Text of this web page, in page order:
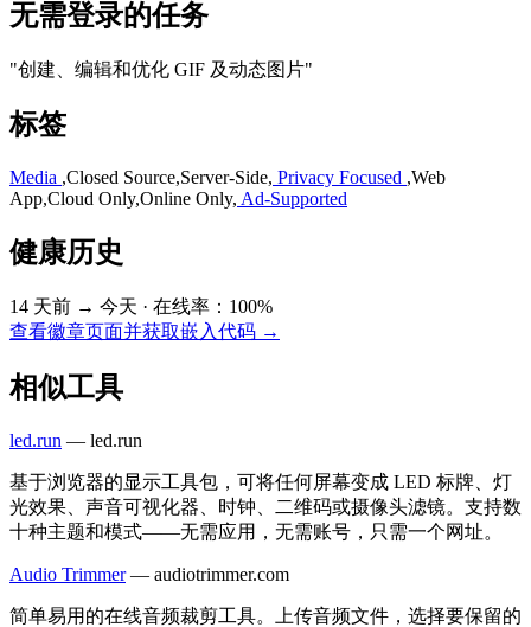
无需登录的任务
"创建、编辑和优化 GIF 及动态图片"
标签
Media ,Closed Source,Server-Side, Privacy Focused ,Web
App,Cloud Only,Online Only, Ad-Supported
健康历史
14 天前 → 今天 · 在线率：100%
查看徽章页面并获取嵌入代码 →
相似工具
led.run — led.run
基于浏览器的显示工具包，可将任何屏幕变成 LED 标牌、灯
光效果、声音可视化器、时钟、二维码或摄像头滤镜。支持数
十种主题和模式——无需应用，无需账号，只需一个网址。
Audio Trimmer — audiotrimmer.com
简单易用的在线音频裁剪工具。上传音频文件，选择要保留的